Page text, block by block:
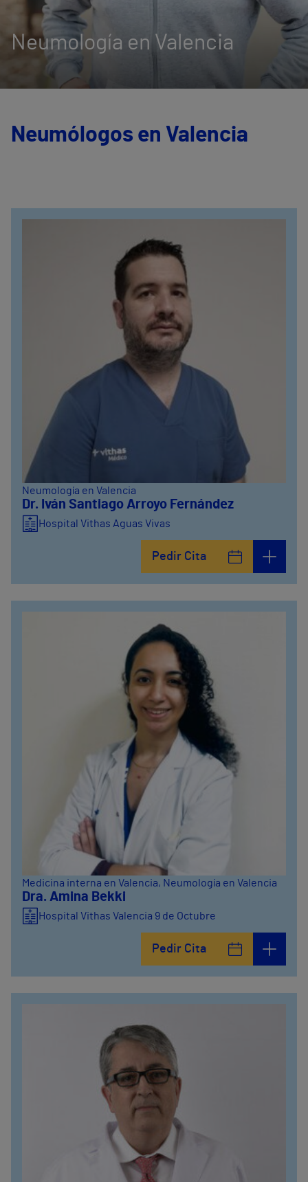
Neumología en Valencia
Neumólogos en Valencia
Neumología en Valencia
Dr. Iván Santiago Arroyo Fernández
Hospital Vithas Aguas Vivas
Pedir Cita
Medicina interna en Valencia, Neumología en Valencia
Dra. Amina Bekki
Hospital Vithas Valencia 9 de Octubre
Pedir Cita